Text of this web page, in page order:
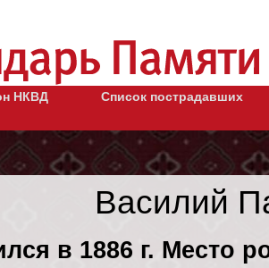
НКВД
Список пострадавших
Василий
в 1886 г. Место